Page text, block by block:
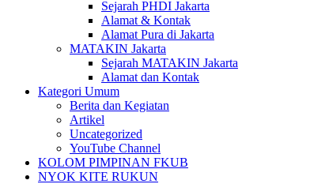
Sejarah PHDI Jakarta
Alamat & Kontak
Alamat Pura di Jakarta
MATAKIN Jakarta
Sejarah MATAKIN Jakarta
Alamat dan Kontak
Kategori Umum
Berita dan Kegiatan
Artikel
Uncategorized
YouTube Channel
KOLOM PIMPINAN FKUB
NYOK KITE RUKUN